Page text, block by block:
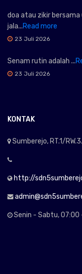
doa atau zikir
jala...Read more
23 Juli 2026
Senam rutin adalah ...
23 Juli 2026
KONTAK
Sumberejo, RT.1/
http://
Senin - Sabtu, 07:00